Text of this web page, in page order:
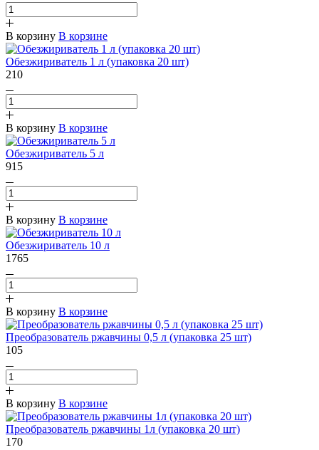
В корзину В корзине
Обезжириватель 1 л (упаковка 20 шт)
210
В корзину В корзине
Обезжириватель 5 л
915
В корзину В корзине
Обезжириватель 10 л
1765
В корзину В корзине
Преобразователь ржавчины 0,5 л (упаковка 25 шт)
105
В корзину В корзине
Преобразователь ржавчины 1л (упаковка 20 шт)
170